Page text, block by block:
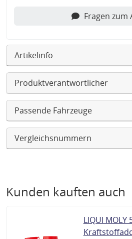
Fragen zum
Artikelinfo
Produktverantwortlicher
Passende Fahrzeuge
Vergleichsnummern
Kunden kauften auch
LIQUI MOLY